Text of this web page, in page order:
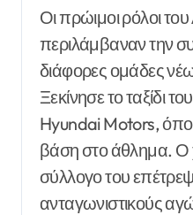
Οι πρώιμοι ρόλοι
περιλάμβαναν την
διάφορες ομάδες
Ξεκίνησε το ταξίδι
Hyundai Motors,
βάση στο άθλημα. Ο
σύλλογο του
ανταγωνιστικούς